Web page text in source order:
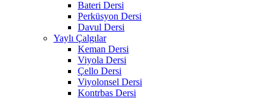
Bateri Dersi
Perküsyon Dersi
Davul Dersi
Yaylı Çalgılar
Keman Dersi
Viyola Dersi
Çello Dersi
Viyolonsel Dersi
Kontrbas Dersi